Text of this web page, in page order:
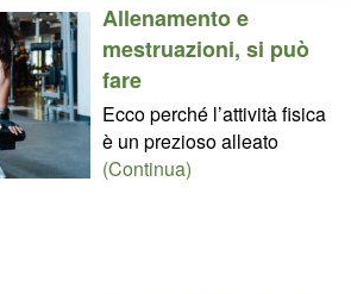
Allenamento e
mestruazioni, si può
fare
Ecco perché l’attività fisica
è un prezioso alleato
(Continua)